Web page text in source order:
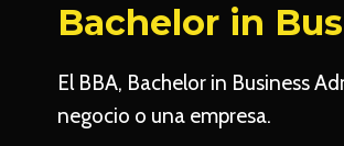
Bachelor in
El BBA, Bachelor in Business
negocio o una empresa.